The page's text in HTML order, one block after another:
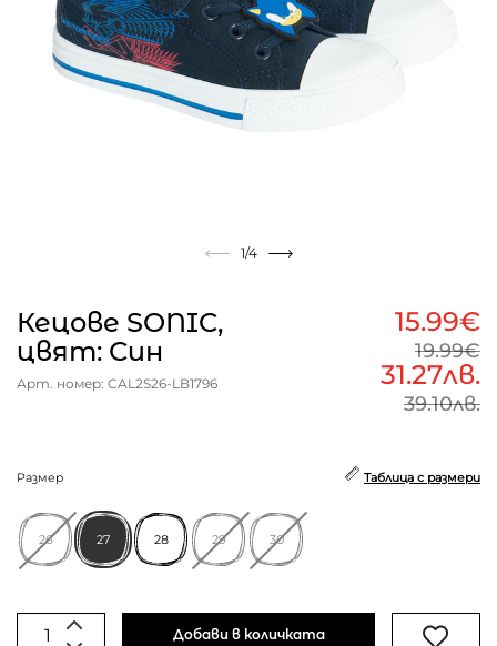
1/4
Кецове SONIC,
цвят: Син
Арт. номер: CAL2S26-LB1796
15.99€
19.99€
31.27лв.
39.10лв.
Размер Таблица с размери
26 27 28 29 30
Добави в количката